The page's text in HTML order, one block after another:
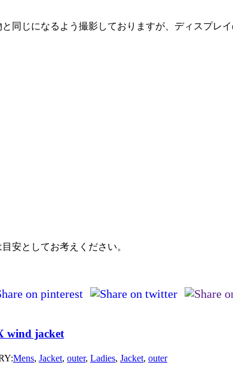
同じになるよう撮影しておりますが、ディスプレ
安としてお考えください。
wind jacket
Mens, Jacket, outer, Ladies, Jacket, outer